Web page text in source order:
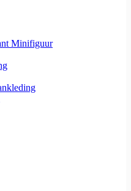
Minifiguur